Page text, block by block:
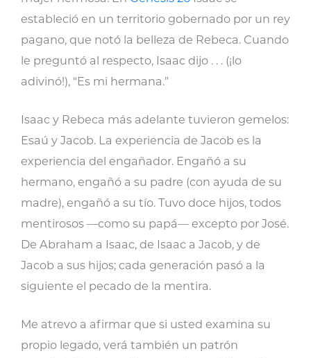
estableció en un territorio gobernado por un rey
pagano, que notó la belleza de Rebeca. Cuando
le preguntó al respecto, Isaac dijo . . . (¡lo
adivinó!), “Es mi hermana.”
Isaac y Rebeca más adelante tuvieron gemelos:
Esaú y Jacob. La experiencia de Jacob es la
experiencia del engañador. Engañó a su
hermano, engañó a su padre (con ayuda de su
madre), engañó a su tío. Tuvo doce hijos, todos
mentirosos —como su papá— excepto por José.
De Abraham a Isaac, de Isaac a Jacob, y de
Jacob a sus hijos; cada generación pasó a la
siguiente el pecado de la mentira.
Me atrevo a afirmar que si usted examina su
propio legado, verá también un patrón